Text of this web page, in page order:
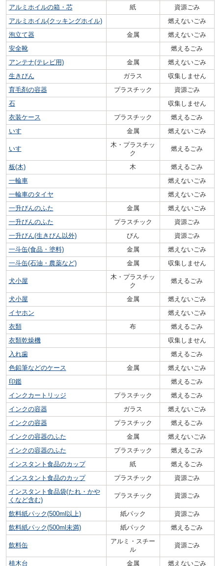
アルミホイルの箱・芯
紙
資源ごみ
アルミホイル(クッキングホイル)
燃えないごみ
泡立て器
金属
燃えないごみ
安全靴
燃えるごみ
アンテナ(テレビ用)
金属
燃えないごみ
生きびん
ガラス
収集しません
育毛剤の容器
プラスチック
資源ごみ
石
収集しません
衣装ケース
プラスチック
燃えるごみ
いす
金属 燃えないごみ
いす
木・プラスチッ
ク
燃えるごみ
板(木) 木
燃えるごみ
一輪車
燃えないごみ
一輪車のタイヤ
燃えないごみ
一升びんのふた
金属
燃えないごみ
一升びんのふた
プラスチック
資源ごみ
一升びん(生きびん以外)
びん
資源ごみ
一斗缶(食品・塗料)
金属
燃えないごみ
一斗缶(石油・農薬など)
金属 収集しません
犬小屋
木・プラスチッ
ク
燃えるごみ
犬小屋 金属
燃えないごみ
イヤホン
燃えないごみ
衣類
布
燃えるごみ
衣類乾燥機
収集しません
入れ歯
燃えるごみ
色鉛筆などのケース
金属
燃えないごみ
印鑑
燃えるごみ
インクカートリッジ
プラスチック
燃えるごみ
インクの容器
ガラス
燃えないごみ
インクの容器
プラスチック
燃えるごみ
インクの容器のふた
金属
燃えないごみ
インクの容器のふた
プラスチック
燃えるごみ
インスタント食品のカップ
紙
燃えるごみ
インスタント食品のカップ
プラスチック
資源ごみ
インスタント食品袋(たれ・かや
くなど含む)
プラスチック 資源ごみ
飲料紙パック(500ml以上) 紙パック
資源ごみ
飲料紙パック(500ml未満)
紙パック 燃えるごみ
飲料缶
アルミ・スチー
ル
資源ごみ
植木台 金属 燃えないごみ